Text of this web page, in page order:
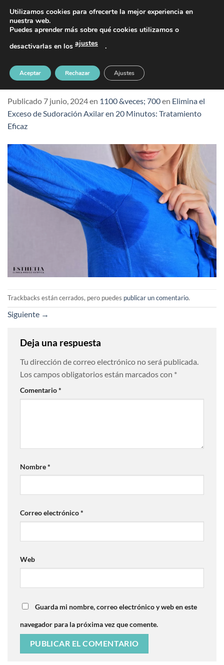
contenido
PIDE TU CITA AL TELÉFONO 637 42 97 25
Elimina el Exceso de Sudoración Axilar en
20 Minutos
Publicado 7 junio, 2024en 1100 &veces; 700en Elimina el
Exceso de Sudoración Axilar en 20 Minutos: Tratamiento
Eficaz
Trackbacks están cerrados, pero puedes publicar un comentario.
Siguiente →
Deja una respuesta
Tu dirección de correo electrónico no será publicada.
Los campos obligatorios están marcados con *
Comentario*
Nombre*
Correo electrónico*
Web
Guarda mi nombre, correo electrónico y web en este
navegador para la próxima vez que comente.
Utilizamos cookies para ofrecerte la mejor experiencia en
nuestra web.
Puedes aprender más sobre qué cookies utilizamos o
desactivarlas en los ajustes .
Aceptar Rechazar Ajustes